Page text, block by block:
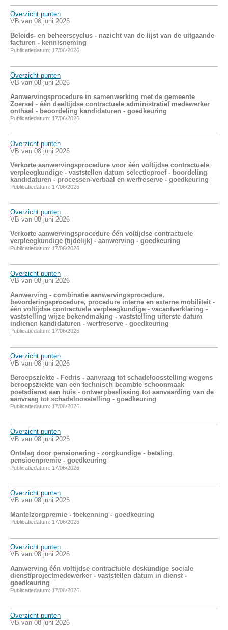
Overzicht punten
VB van 08 juni 2026
Beleids- en beheerscyclus - nazicht van de lijst van de uitgaande
facturen - kennisneming
Publicatiedatum: 17/06/2026
Overzicht punten
VB van 08 juni 2026
Aanwervingsprocedure in samenwerking met de gemeente
Zoersel - één deeltijdse contractuele administratief medewerker
onthaal - beoordeling kandidaturen - goedkeuring
Publicatiedatum: 17/06/2026
Overzicht punten
VB van 08 juni 2026
Verkorte aanwervingsprocedure voor één voltijdse contractuele
verpleegkundige - vaststellen datum selectieproef - boordeling
kandidaturen - processen-verbaal en werfreserve - goedkeuring
Publicatiedatum: 17/06/2026
Overzicht punten
VB van 08 juni 2026
Verkorte aanwervingsprocedure één voltijdse contractuele
verpleegkundige (tijdelijk) - aanwerving - goedkeuring
Publicatiedatum: 17/06/2026
Overzicht punten
VB van 08 juni 2026
Aanwerving - combinatie aanwervingsprocedure,
bevorderingsprocedure, procedure interne en externe mobiliteit -
één voltijdse contractuele verpleegkundige - vacantverklaring -
vaststelling wijze bekendmaking - vaststelling uiterste datum
indienen kandidaturen - werfreserve - goedkeuring
Publicatiedatum: 17/06/2026
Overzicht punten
VB van 08 juni 2026
Beroepsziekte - Fedris - aanvraag tot schadeloosstelling wegens
beroepsziekte van een technisch beambte schoonmaak
poetsdienst aan huis - ontwerpbeslissing tot aanvaarding van de
aanvraag tot schadeloosstelling - goedkeuring
Publicatiedatum: 17/06/2026
Overzicht punten
VB van 08 juni 2026
Ontslag door pensionering - zorgkundige - betaling
pensioenpremie - goedkeuring
Publicatiedatum: 17/06/2026
Overzicht punten
VB van 08 juni 2026
Mantelzorgpremie - toekenning - goedkeuring
Publicatiedatum: 17/06/2026
Overzicht punten
VB van 08 juni 2026
Aanwerving één voltijdse contractuele deskundige sociale
dienst/projectmedewerker - vaststellen datum in dienst -
goedkeuring
Publicatiedatum: 17/06/2026
Overzicht punten
VB van 08 juni 2026